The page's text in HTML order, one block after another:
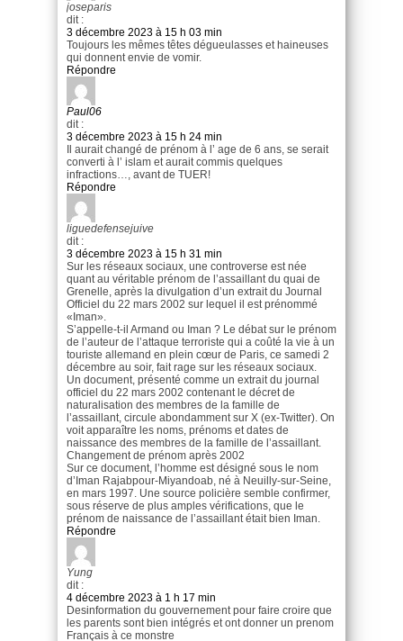
joseparis
dit :
3 décembre 2023 à 15 h 03 min
Toujours les mêmes têtes dégueulasses et haineuses
qui donnent envie de vomir.
Répondre
Paul06
dit :
3 décembre 2023 à 15 h 24 min
Il aurait changé de prénom à l’ age de 6 ans, se serait
converti à l’ islam et aurait commis quelques
infractions…, avant de TUER!
Répondre
liguedefensejuive
dit :
3 décembre 2023 à 15 h 31 min
Sur les réseaux sociaux, une controverse est née
quant au véritable prénom de l’assaillant du quai de
Grenelle, après la divulgation d’un extrait du Journal
Officiel du 22 mars 2002 sur lequel il est prénommé
«Iman».
S’appelle-t-il Armand ou Iman ? Le débat sur le prénom
de l’auteur de l’attaque terroriste qui a coûté la vie à un
touriste allemand en plein cœur de Paris, ce samedi 2
décembre au soir, fait rage sur les réseaux sociaux.
Un document, présenté comme un extrait du journal
officiel du 22 mars 2002 contenant le décret de
naturalisation des membres de la famille de
l’assaillant, circule abondamment sur X (ex-Twitter). On
voit apparaître les noms, prénoms et dates de
naissance des membres de la famille de l’assaillant.
Changement de prénom après 2002
Sur ce document, l’homme est désigné sous le nom
d’Iman Rajabpour-Miyandoab, né à Neuilly-sur-Seine,
en mars 1997. Une source policière semble confirmer,
sous réserve de plus amples vérifications, que le
prénom de naissance de l’assaillant était bien Iman.
Répondre
Yung
dit :
4 décembre 2023 à 1 h 17 min
Desinformation du gouvernement pour faire croire que
les parents sont bien intégrés et ont donner un prenom
Français à ce monstre